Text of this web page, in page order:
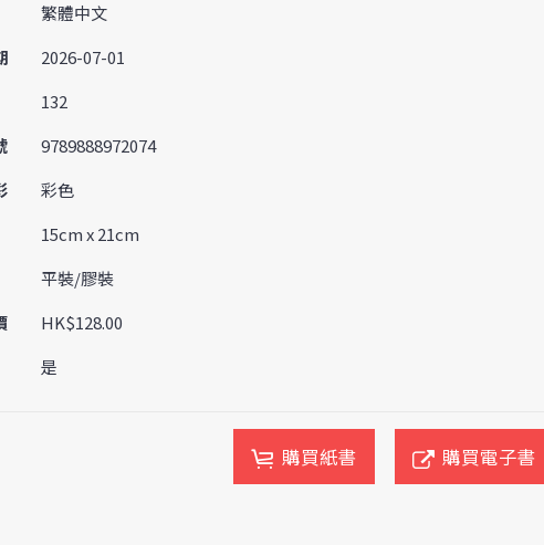
繁體中文
2026-07-01
132
9789888972074
彩色
15cm x 21cm
平裝/膠裝
HK$128.00
是
購買紙書 購買電子書